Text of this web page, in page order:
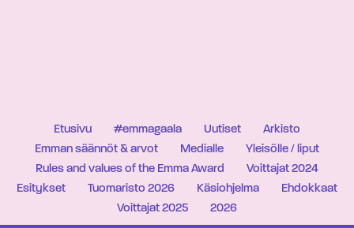
Etusivu #emmagaala Uutiset
Arkisto
Emman säännöt & arvot
Medialle
Yleisölle / liput
Rules and values of the Emma Award
Voittajat 2024
Esitykset
Tuomaristo 2026 Käsiohjelma
Ehdokkaat
Voittajat 2025
2026